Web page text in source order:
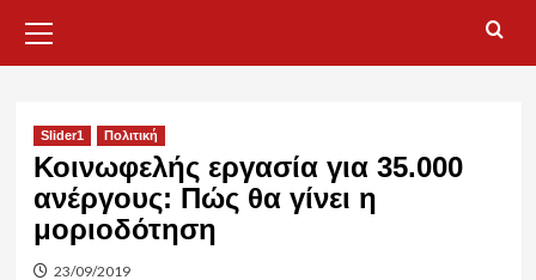
Menu
Slider1 Πολιτική
Κοινωφελής εργασία για 35.000
ανέργους: Πώς θα γίνει η
μοριοδότηση
23/09/2019